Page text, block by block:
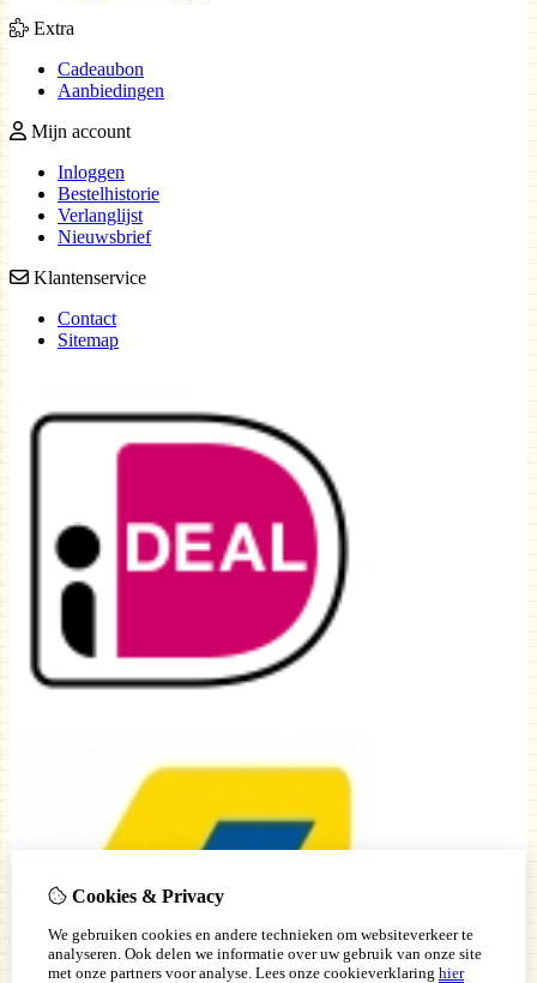
Extra
Cadeaubon
Aanbiedingen
Mijn account
Inloggen
Bestelhistorie
Verlanglijst
Nieuwsbrief
Klantenservice
Contact
Sitemap
Cookies & Privacy
We gebruiken cookies en andere technieken om websiteverkeer te
analyseren. Ook delen we informatie over uw gebruik van onze site
met onze partners voor analyse. Lees onze cookieverklaring hier